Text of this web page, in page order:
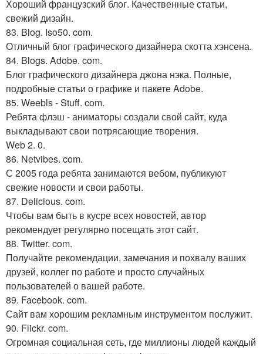
Хороший французский блог. Качественные статьи,
свежий дизайн.
83. Blog. Iso50. com.
Отличный блог графического дизайнера скотта хэнсена.
84. Blogs. Adobe. com.
Блог графического дизайнера джона нэка. Полные,
подробные статьи о графике и пакете Adobe.
85. Weebls - Stuff. com.
Ребята флэш - аниматоры создали свой сайт, куда
выкладывают свои потрясающие творения.
Web 2. 0.
86. Netvibes. com.
С 2005 года ребята занимаются вебом, публикуют
свежие новости и свои работы.
87. Delicious. com.
Чтобы вам быть в кусре всех новостей, автор
рекомендует регулярно посещать этот сайт.
88. Twitter. com.
Получайте рекомендации, замечания и похвалу ваших
друзей, коллег по работе и просто случайных
пользователей о вашей работе.
89. Facebook. com.
Сайт вам хорошим рекламным инструментом послужит.
90. Flickr. com.
Огромная социальная сеть, где миллионы людей каждый